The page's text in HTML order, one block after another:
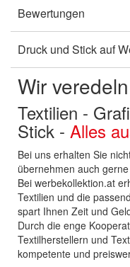
Bewertungen
Druck und Stick auf
Wir
Textilien -
Stick - Alles
Bei uns erhalten Sie
übernehmen auch
Bei werbekollektion.at
Textilien und die
spart Ihnen Zeit und
Durch die enge
Textilherstellern und
kompetente und